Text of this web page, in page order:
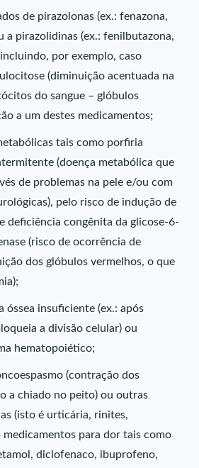
de pirazolonas (ex.: fenazona,
a pirazolidinas (ex.: fenilbutazona,
por exemplo, caso
(diminuição acentuada na
do sangue – glóbulos
a um destes medicamentos;
tais como porfiria
(doença metabólica que
de problemas na pele e/ou com
pelo risco de indução de
deficiência congênita da glicose-6-
(risco de ocorrência de
dos glóbulos vermelhos, o que
óssea insuficiente (ex.: após
a divisão celular) ou
hematopoiético;
(contração dos
a chiado no peito) ou outras
(isto é urticária, rinites,
medicamentos para dor tais como
diclofenaco, ibuprofeno,